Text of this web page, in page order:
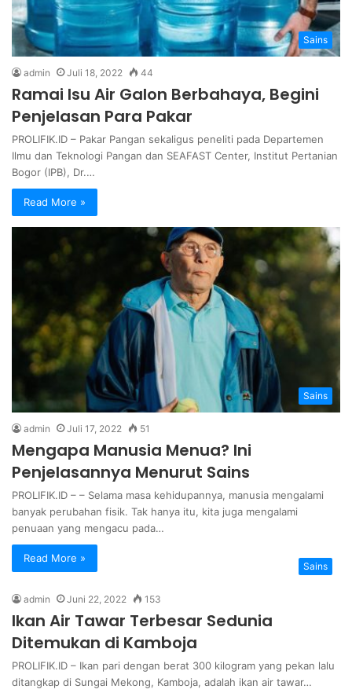
Sains
admin Juli 18, 2022 44
Ramai Isu Air Galon Berbahaya, Begini
Penjelasan Para Pakar
PROLIFIK.ID – Pakar Pangan sekaligus peneliti pada Departemen
Ilmu dan Teknologi Pangan dan SEAFAST Center, Institut Pertanian
Bogor (IPB), Dr.…
Read More »
Sains
admin Juli 17, 2022 51
Mengapa Manusia Menua? Ini
Penjelasannya Menurut Sains
PROLIFIK.ID – – Selama masa kehidupannya, manusia mengalami
banyak perubahan fisik. Tak hanya itu, kita juga mengalami
penuaan yang mengacu pada…
Read More »
Sains
admin Juni 22, 2022 153
Ikan Air Tawar Terbesar Sedunia
Ditemukan di Kamboja
PROLIFIK.ID – Ikan pari dengan berat 300 kilogram yang pekan lalu
ditangkap di Sungai Mekong, Kamboja, adalah ikan air tawar…